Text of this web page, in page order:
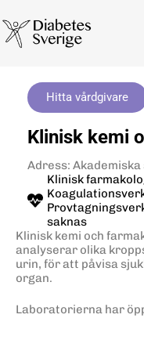
Hitta vårdgivare
Klinisk kemi
Adress:
Klinisk
saknas
Klinisk kemi och
analyserar olika
urin, för att påvisa
organ.
Laboratorierna har